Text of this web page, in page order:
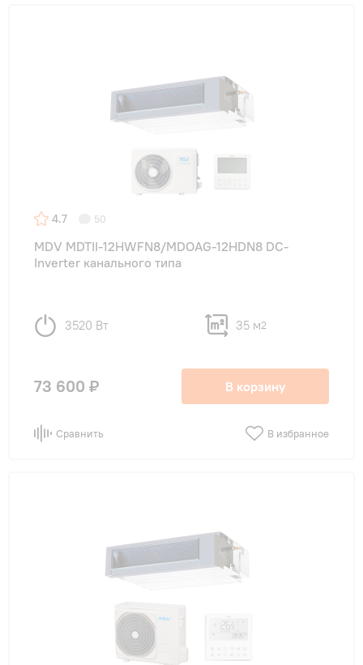
4.7 50
MDV MDTII-12HWFN8/MDOAG-12HDN8 DC-
Inverter канального типа
3520 Вт 35 м2
73 600 ₽ В корзину
Сравнить В избранное